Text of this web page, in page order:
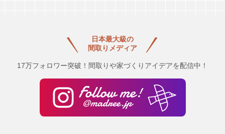
日本最大級の
間取りメディア
17万フォロワー突破！間取りや家づくりアイデアを配信中！